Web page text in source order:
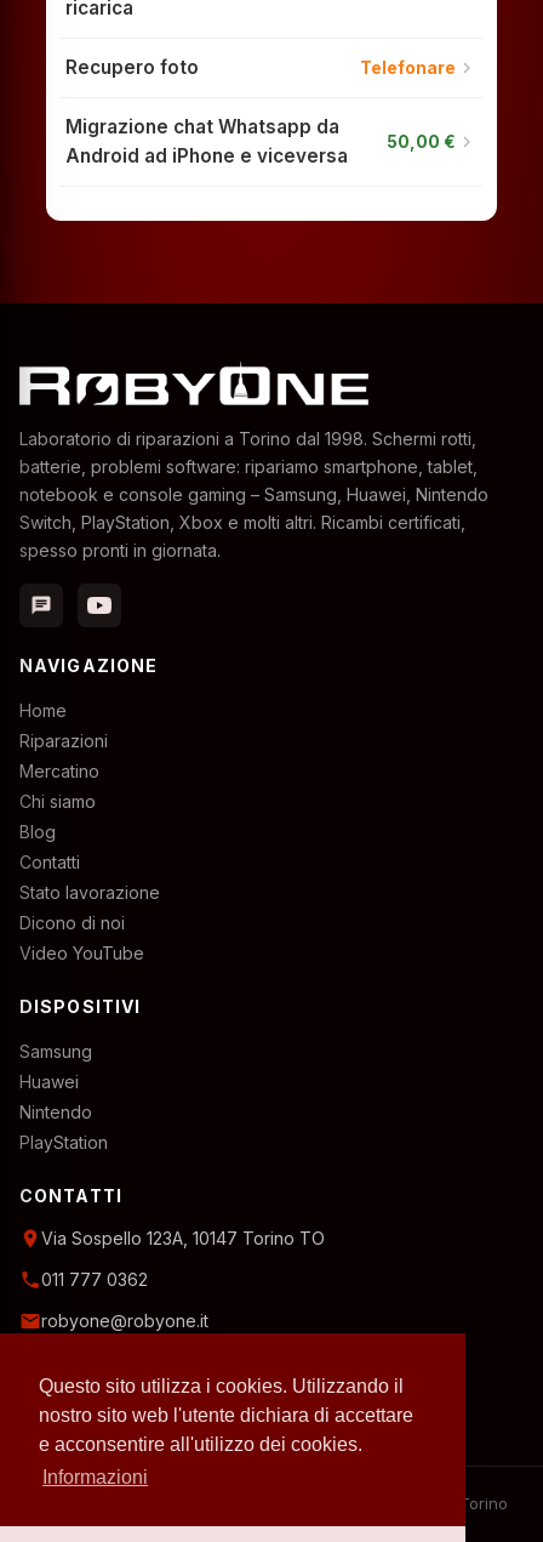
Questo sito utilizza i cookies. Utilizzando il
nostro sito web l'utente dichiara di accettare
e acconsentire all'utilizzo dei cookies.
Informazioni
ricarica
Recupero foto Telefonare chevron_right
Migrazione chat Whatsapp da
Android ad iPhone e viceversa
50,00 € chevron_right
Laboratorio di riparazioni a Torino dal 1998. Schermi rotti,
batterie, problemi software: ripariamo smartphone, tablet,
notebook e console gaming – Samsung, Huawei, Nintendo
Switch, PlayStation, Xbox e molti altri. Ricambi certificati,
spesso pronti in giornata.
chat
NAVIGAZIONE
Home
Riparazioni
Mercatino
Chi siamo
Blog
Contatti
Stato lavorazione
Dicono di noi
Video YouTube
DISPOSITIVI
Samsung
Huawei
Nintendo
PlayStation
CONTATTI
location_onVia Sospello 123A, 10147 Torino TO
phone011 777 0362
emailrobyone@robyone.it
Mar, Gio, Sab: 10:00–12:30Domenica: chiuso
– 2026 RobyOne – Laboratorio riparazioni specializzato a Torino
– P.IVA 07636130010